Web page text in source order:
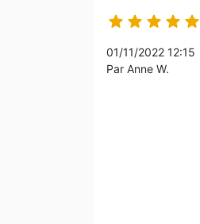
    
01/11/2022 12:15
Par Anne W.